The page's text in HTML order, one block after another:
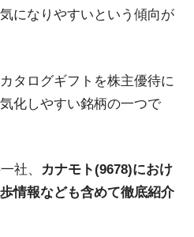
になりやすいという傾向が
タログギフトを株主優待に
化しやすい銘柄の一つで
社、
カナモト(9678)におけ
情報なども含めて徹底紹介